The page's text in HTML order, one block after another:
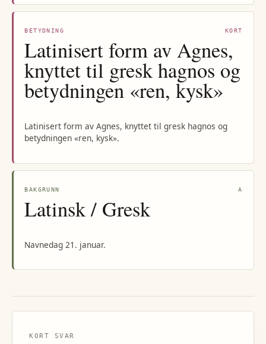
BETYDNING KORT
Latinisert form av Agnes,
knyttet til gresk hagnos og
betydningen «ren, kysk»
Latinisert form av Agnes, knyttet til gresk hagnos og
betydningen «ren, kysk».
BAKGRUNN A
Latinsk / Gresk
Navnedag 21. januar.
KORT SVAR